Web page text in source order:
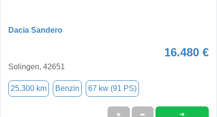
Dacia Sandero
16.480 €
Solingen, 42651
25.300 km Benzin 67 kw (91 PS)
★ ➦ ➜